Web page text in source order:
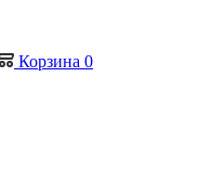
Корзина 0